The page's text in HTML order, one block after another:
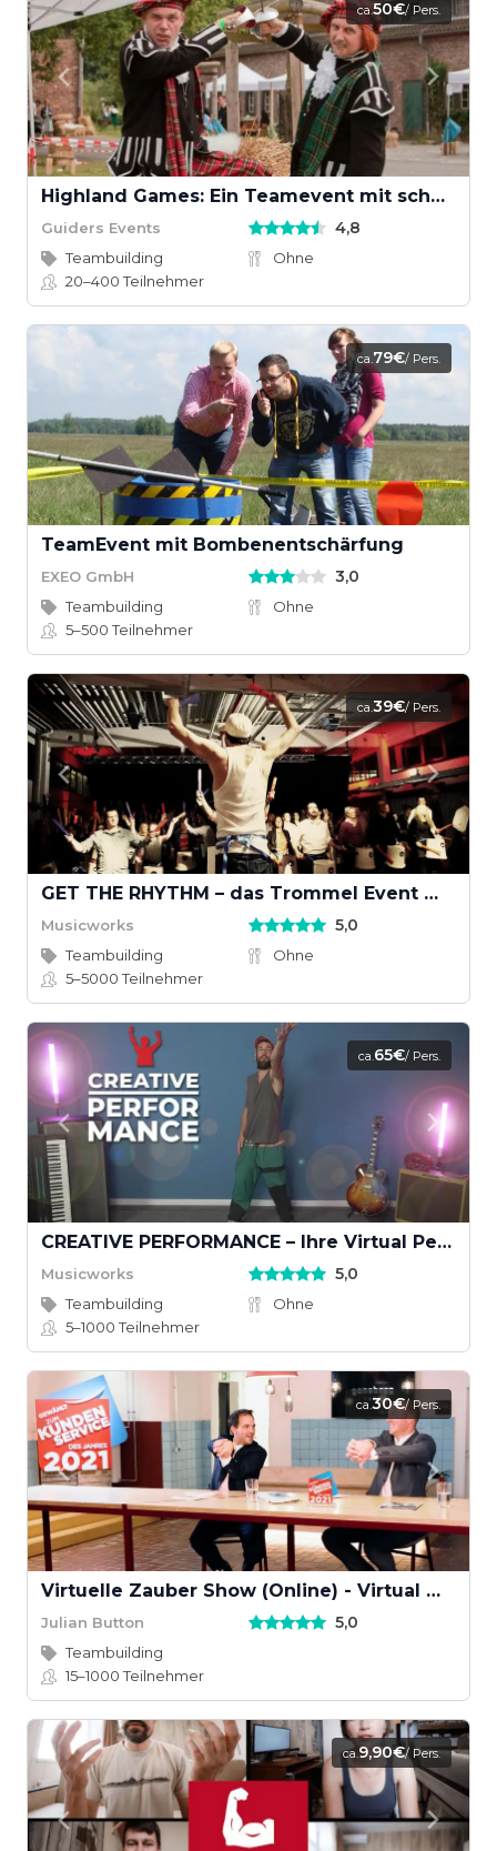
ca.50€/ Pers.
Highland Games: Ein Teamevent mit schottischem Wettkampfgeist
Guiders Events 4,8
Teambuilding
Ohne
20–400Teilnehmer
ca.79€/ Pers.
TeamEvent mit Bombenentschärfung
EXEO GmbH 3,0
Teambuilding
Ohne
5–500Teilnehmer
ca.39€/ Pers.
GET THE RHYTHM – das Trommel Event mit Groove
Musicworks 5,0
Teambuilding
Ohne
5–5000Teilnehmer
ca.65€/ Pers.
CREATIVE PERFORMANCE – Ihre Virtual Performance mit Musikvideodreh
Musicworks 5,0
Teambuilding
Ohne
5–1000Teilnehmer
ca.30€/ Pers.
Virtuelle Zauber Show (Online) - Virtual Magic Show
Julian Button 5,0
Teambuilding
15–1000Teilnehmer
ca.9,90€/ Pers.